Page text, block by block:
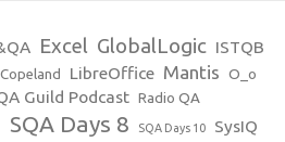
Excel GlobalLogic ISTQB
LibreOffice Mantis O_o
Guild Podcast Radio QA
SQA Days 8 SQA Days 10 SysIQ